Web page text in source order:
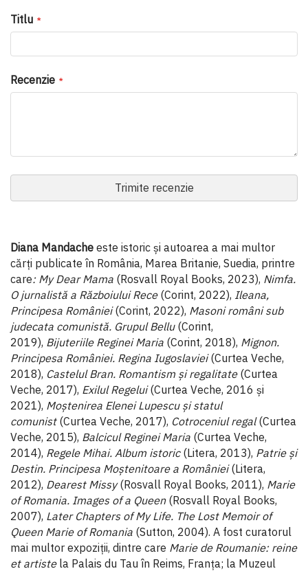
Titlu
Recenzie
Trimite recenzie
Diana Mandache este istoric și autoarea a mai multor
cărți publicate în România, Marea Britanie, Suedia, printre
care: My Dear Mama (Rosvall Royal Books, 2023), Nimfa.
O jurnalistă a Războiului Rece(Corint, 2022), Ileana,
Principesa României(Corint, 2022), Masoni români sub
judecata comunistă. Grupul Bellu(Corint,
2019), Bijuteriile Reginei Maria (Corint, 2018), Mignon.
Principesa României. Regina Iugoslaviei(Curtea Veche,
2018), Castelul Bran. Romantism și regalitate(Curtea
Veche, 2017), Exilul Regelui(Curtea Veche, 2016 și
2021), Moștenirea Elenei Lupescu și statul
comunist(Curtea Veche, 2017), Cotroceniul regal(Curtea
Veche, 2015), Balcicul Reginei Maria (Curtea Veche,
2014), Regele Mihai. Album istoric (Litera, 2013), Patrie și
Destin. Principesa Moștenitoare a României(Litera,
2012), Dearest Missy(Rosvall Royal Books, 2011), Marie
of Romania. Images of a Queen(Rosvall Royal Books,
2007), Later Chapters of My Life. The Lost Memoir of
Queen Marie of Romania (Sutton, 2004). A fost curatorul
mai multor expoziții, dintre care Marie de Roumanie: reine
et artistela Palais du Tau în Reims, Franța; la Muzeul